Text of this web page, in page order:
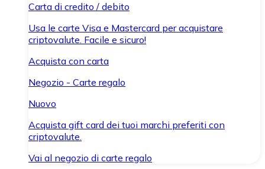
Carta di credito / debito
Usa le carte Visa e Mastercard per acquistare
criptovalute. Facile e sicuro!
Acquista con carta
Negozio - Carte regalo
Nuovo
Acquista gift card dei tuoi marchi preferiti con
criptovalute.
Vai al negozio di carte regalo